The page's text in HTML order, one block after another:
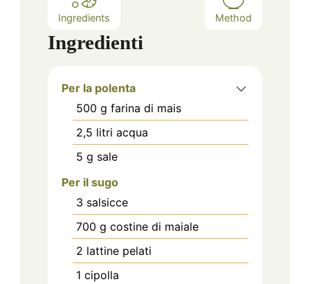
Ingredients Method
Ingredienti
Per la polenta
500 g farina di mais
2,5 litri acqua
5 g sale
Per il sugo
3 salsicce
700 g costine di maiale
2 lattine pelati
1 cipolla